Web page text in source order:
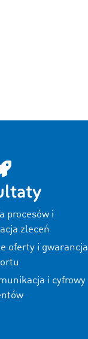
procesów i
zleceń
oferty i gwarancja
i cyfrowy